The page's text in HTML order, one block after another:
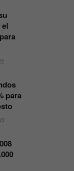
para